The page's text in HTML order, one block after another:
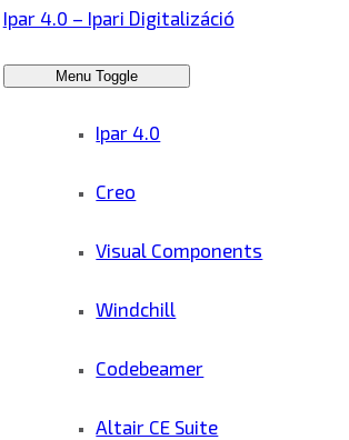
Ipar 4.0 – Ipari Digitalizáció
Menu Toggle
Ipar 4.0
Creo
Visual Components
Windchill
Codebeamer
Altair CE Suite